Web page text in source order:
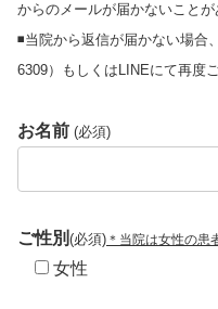
からのメールが届かないことが
◾️当院から返信が届かない場合
6309）もしくはLINEにて再度
お名前 (必須)
ご性別 (必須) ＊当院は女性の患
女性